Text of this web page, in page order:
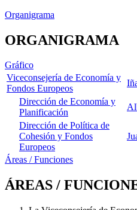
Organigrama
ORGANIGRAMA
Gráfico
Viceconsejería de Economía y
Fondos Europeos
Dirección de Economía y
Planificación
Dirección de Política de
Cohesión y Fondos
Europeos
Áreas / Funciones
ÁREAS /